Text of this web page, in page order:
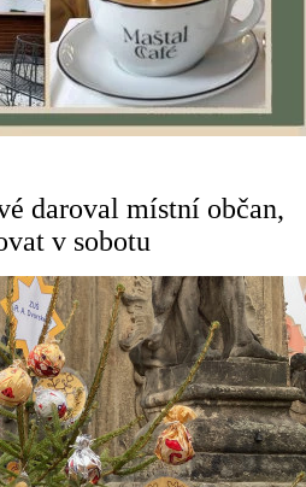
daroval místní občan,
v sobotu